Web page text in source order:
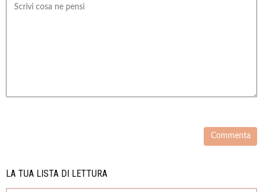
LA TUA LISTA DI LETTURA